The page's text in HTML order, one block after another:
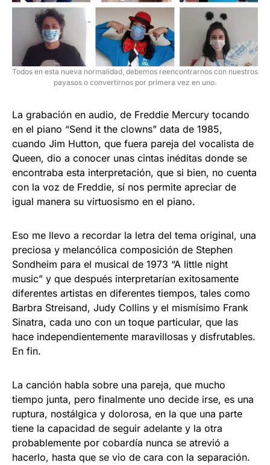
Todos en esta nueva normalidad, debemos reencontrarnos con nuestros
payasos o convertirnos por primera vez en uno.
La grabación en audio, de Freddie Mercury tocando
en el piano “Send it the clowns” data de 1985,
cuando Jim Hutton, que fuera pareja del vocalista de
Queen, dio a conocer unas cintas inéditas donde se
encontraba esta interpretación, que si bien, no cuenta
con la voz de Freddie, sí nos permite apreciar de
igual manera su virtuosismo en el piano.
Eso me llevo a recordar la letra del tema original, una
preciosa y melancólica composición de Stephen
Sondheim para el musical de 1973 “A little night
music” y que después interpretarían exitosamente
diferentes artistas en diferentes tiempos, tales como
Barbra Streisand, Judy Collins y el mismísimo Frank
Sinatra, cada uno con un toque particular, que las
hace independientemente maravillosas y disfrutables.
En fin.
La canción habla sobre una pareja, que mucho
tiempo junta, pero finalmente uno decide irse, es una
ruptura, nostálgica y dolorosa, en la que una parte
tiene la capacidad de seguir adelante y la otra
probablemente por cobardía nunca se atrevió a
hacerlo, hasta que se vio de cara con la separación.